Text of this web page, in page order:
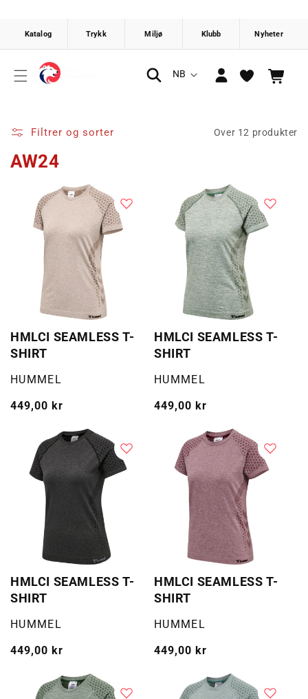
innholdet
S
NB
inn
Handlekurv
Filtrer og sorter Over 12 produkter
AW24
HMLCI SEAMLESS T-
SHIRT
Selger:
HUMMEL
Vanlig
449,00 kr
HMLCI SEAMLESS T-
SHIRT
Selger:
HUMMEL
Vanlig
449,00 kr
HMLCI SEAMLESS T-
SHIRT
Selger:
HUMMEL
Vanlig
449,00 kr
HMLCI SEAMLESS T-
SHIRT
Selger:
HUMMEL
Vanlig
449,00 kr